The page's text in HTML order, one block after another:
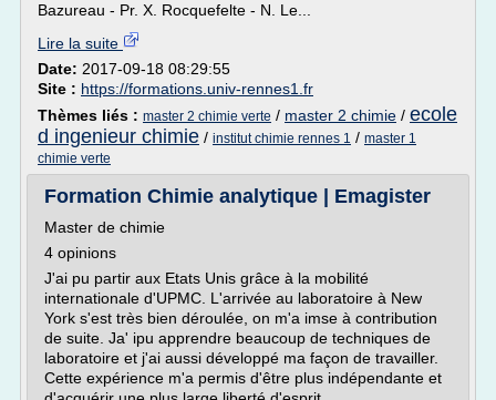
Bazureau - Pr. X. Rocquefelte - N. Le...
Lire la suite
Date: 2017-09-18 08:29:55
Site : https://formations.univ-rennes1.fr
Thèmes liés : master 2 chimie verte / master 2 chimie / ecole
d ingenieur chimie / institut chimie rennes 1 / master 1
chimie verte
Formation Chimie analytique | Emagister
Master de chimie
4 opinions
J'ai pu partir aux Etats Unis grâce à la mobilité
internationale d'UPMC. L'arrivée au laboratoire à New
York s'est très bien déroulée, on m'a imse à contribution
de suite. Ja' ipu apprendre beaucoup de techniques de
laboratoire et j'ai aussi développé ma façon de travailler.
Cette expérience m'a permis d'être plus indépendante et